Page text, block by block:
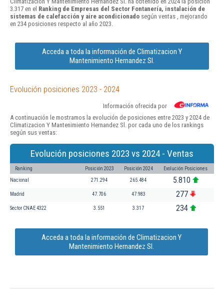
3.317 en el Ranking de Empresas del Sector Fontanería, instalación de
sistemas de calefacción y aire acondicionado según ventas , mejorando
en 234 posiciones respecto al año 2023.
Acceda a toda la información de Climatizacion Y
Mantenimiento Hernandez Sl.
Evolución posiciones 2023 - 2024
Información ofrecida por
A continuación le mostramos la evolución de posiciones entre 2023 y 2024 de
Climatizacion Y Mantenimiento Hernandez Sl. por cada uno de los rankings
según sus ventas:
Evolución posiciones 2023 vs 2024 - Ventas
Ranking Posición 2023 Posición 2024 Evolución Posiciones
Nacional 271.294 265.484 5.810
Madrid 47.706 47.983 277
Sector CNAE 4322 3.551 3.317 234
Acceda a toda la información de Climatizacion Y
Mantenimiento Hernandez Sl.